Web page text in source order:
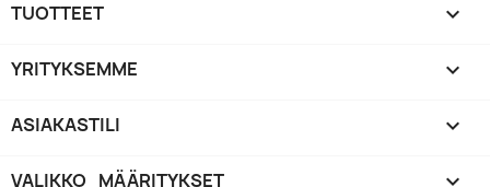
TUOTTEET 
YRITYKSEMME 
ASIAKASTILI 
VALIKKO_MÄÄRITYKSET keyboard_arrow_down